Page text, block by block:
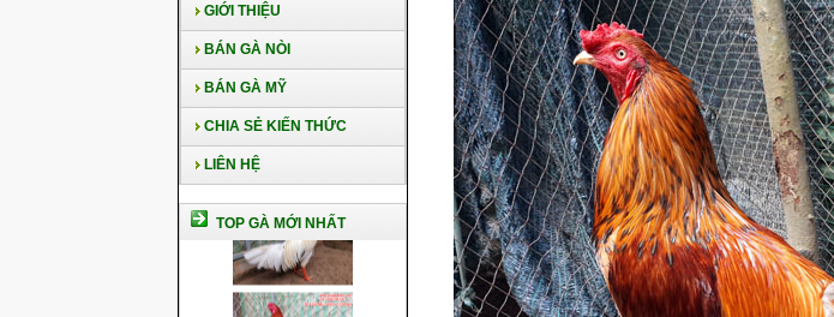
GIỚI THIỆU
BÁN GÀ NÒI
BÁN GÀ MỸ
CHIA SẺ KIẾN THỨC
LIÊN HỆ
TOP GÀ MỚI NHẤT